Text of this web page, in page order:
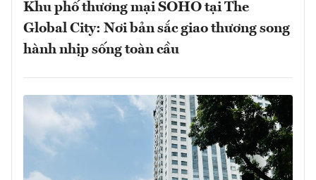
Khu phố thương mại SOHO tại The
Global City: Nơi bản sắc giao thương song
hành nhịp sống toàn cầu